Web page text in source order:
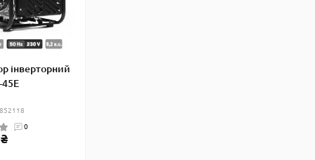
інверторний
0